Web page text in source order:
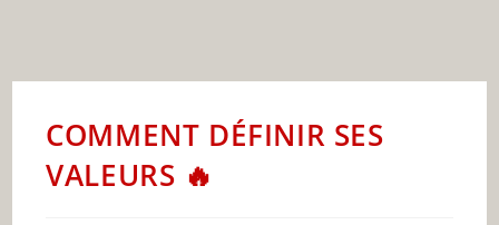
COMMENT DÉFINIR SES
VALEURS 🔥